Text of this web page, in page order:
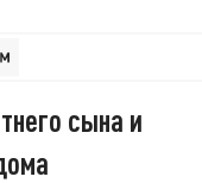
сына и